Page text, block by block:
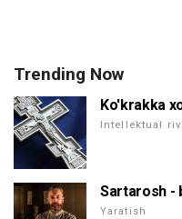
Trending Now
Ko'krakka
Intellektual
Sartarosh -
Yaratish